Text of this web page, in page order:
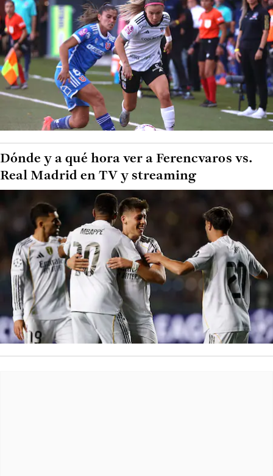
Dónde y a qué hora ver a Ferencvaros vs.
Real Madrid en TV y streaming